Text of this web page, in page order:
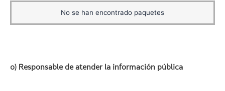
No se han encontrado paquetes
o) Responsable de atender la información pública